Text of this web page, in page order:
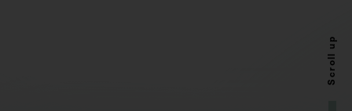
Scroll up